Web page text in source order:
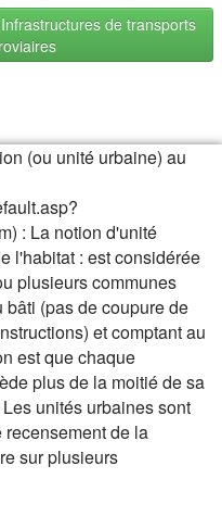
de transports
(ou unité urbaine) au
: La notion d'unité
l'habitat : est considérée
plusieurs communes
(pas de coupure de
et comptant au
est que chaque
plus de la moitié de sa
unités urbaines sont
de la
sur plusieurs